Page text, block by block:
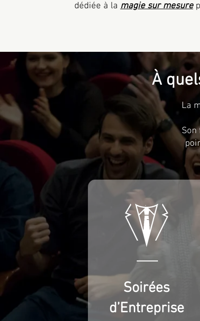
dédiée à lamagie sur mesure
À
La
Son
Soirées
d’Entreprise